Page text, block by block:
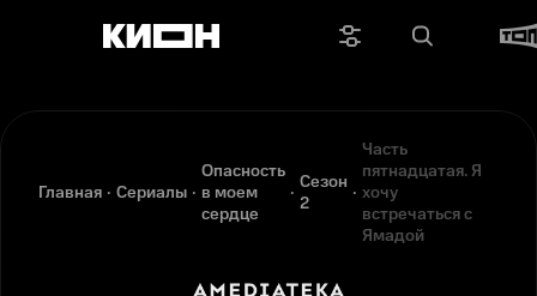
Главная Сериалы
Опасность
в моем
сердце
Сезон
2
Часть
пятнадцатая. Я
хочу
встречаться с
Ямадой